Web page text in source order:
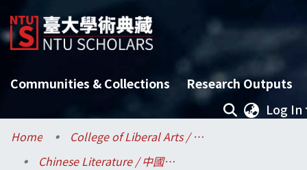
Communities & Collections
Research Outputs
Log In
Home
College of Liberal Arts / 文學院
Chinese Literature / 中國文學系